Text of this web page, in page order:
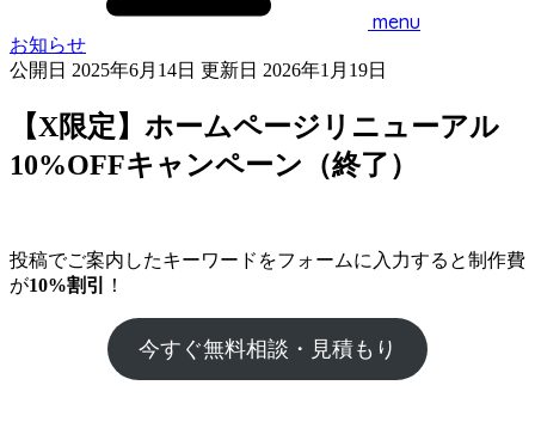
menu
お知らせ
公開日 2025年6月14日 更新日 2026年1月19日
【X限定】ホームページリニューアル
10%OFFキャンペーン（終了）
投稿でご案内したキーワードをフォームに入力すると制作費
が10%割引 ！
今すぐ無料相談・見積もり